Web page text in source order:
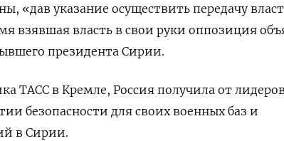
«дав указание осуществить передачу
взявшая власть в свои руки оппозиция
президента Сирии.
ТАСС в Кремле, Россия получила от
безопасности для своих военных баз и
в Сирии.